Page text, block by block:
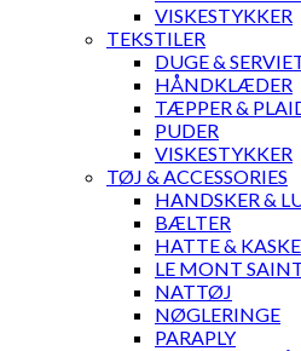
VISKESTYKKER
TEKSTILER
DUGE &
HÅNDKLÆDER
TÆPPER &
PUDER
VISKESTYKKER
TØJ & ACCESSORIES
HANDSKER &
BÆLTER
HATTE &
LE MONT
NATTØJ
NØGLERINGE
PARAPLY